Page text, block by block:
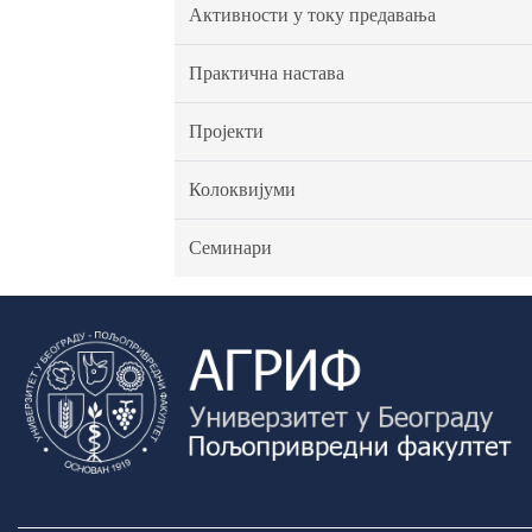
Активности у току предавања
Практична настава
Пројекти
Колоквијуми
Семинари